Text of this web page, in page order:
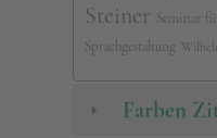
Steiner Seminar
Sprachgestaltung
Farben